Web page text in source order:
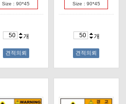
Size : 90*45
개
견적의뢰
Size : 90*45
개
견적의뢰